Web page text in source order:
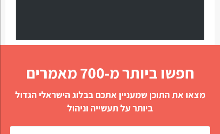
חפשו ביותר מ-700 מאמרים
מצאו את התוכן שמעניין אתכם בבלוג הישראלי הגדול
ביותר על תעשייה וניהול